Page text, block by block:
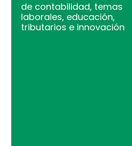
de contabilidad, temas
laborales, educación,
tributarios e innovación